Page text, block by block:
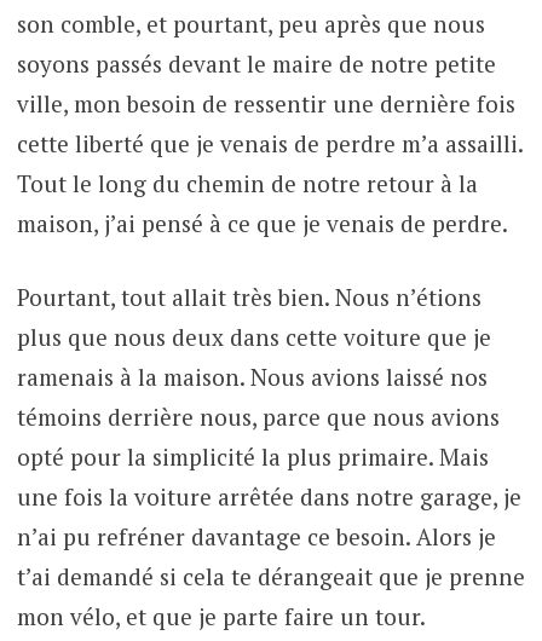
son comble, et pourtant, peu après que nous
soyons passés devant le maire de notre petite
ville, mon besoin de ressentir une dernière fois
cette liberté que je venais de perdre m’a assailli.
Tout le long du chemin de notre retour à la
maison, j’ai pensé à ce que je venais de perdre.
Pourtant, tout allait très bien. Nous n’étions
plus que nous deux dans cette voiture que je
ramenais à la maison. Nous avions laissé nos
témoins derrière nous, parce que nous avions
opté pour la simplicité la plus primaire. Mais
une fois la voiture arrêtée dans notre garage, je
n’ai pu refréner davantage ce besoin. Alors je
t’ai demandé si cela te dérangeait que je prenne
mon vélo, et que je parte faire un tour.